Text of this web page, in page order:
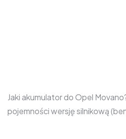
Jaki akumulator do Opel
pojemności wersję silnikową